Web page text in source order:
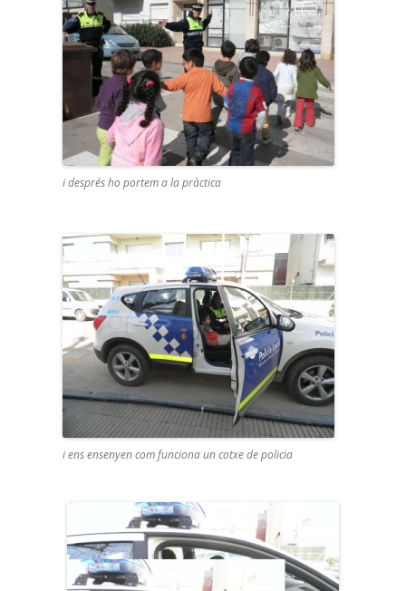
i després ho portem a la pràctica
i ens ensenyen com funciona un cotxe de policia